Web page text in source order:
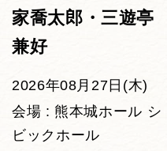
家喬太郎・三遊亭
兼好
2026年08月27日(木)
会場 : 熊本城ホール シ
ビックホール